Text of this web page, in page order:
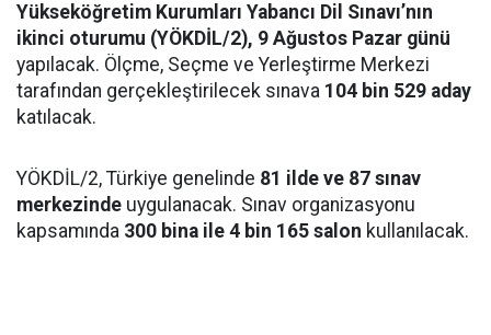
Yükseköğretim Kurumları Yabancı Dil Sınavı’nın
ikinci oturumu (YÖKDİL/2), 9 Ağustos Pazar günü
yapılacak. Ölçme, Seçme ve Yerleştirme Merkezi
tarafından gerçekleştirilecek sınava 104 bin 529 aday
katılacak.
YÖKDİL/2, Türkiye genelinde 81 ilde ve 87 sınav
merkezinde uygulanacak. Sınav organizasyonu
kapsamında 300 bina ile 4 bin 165 salon kullanılacak.